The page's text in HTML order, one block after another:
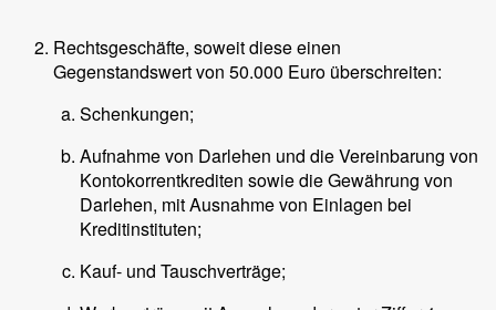
Rechtsgeschäfte, soweit diese einen
Gegenstandswert von 50.000 Euro überschreiten:
Schenkungen;
Aufnahme von Darlehen und die Vereinbarung von
Kontokorrentkrediten sowie die Gewährung von
Darlehen, mit Ausnahme von Einlagen bei
Kreditinstituten;
Kauf- und Tauschverträge;